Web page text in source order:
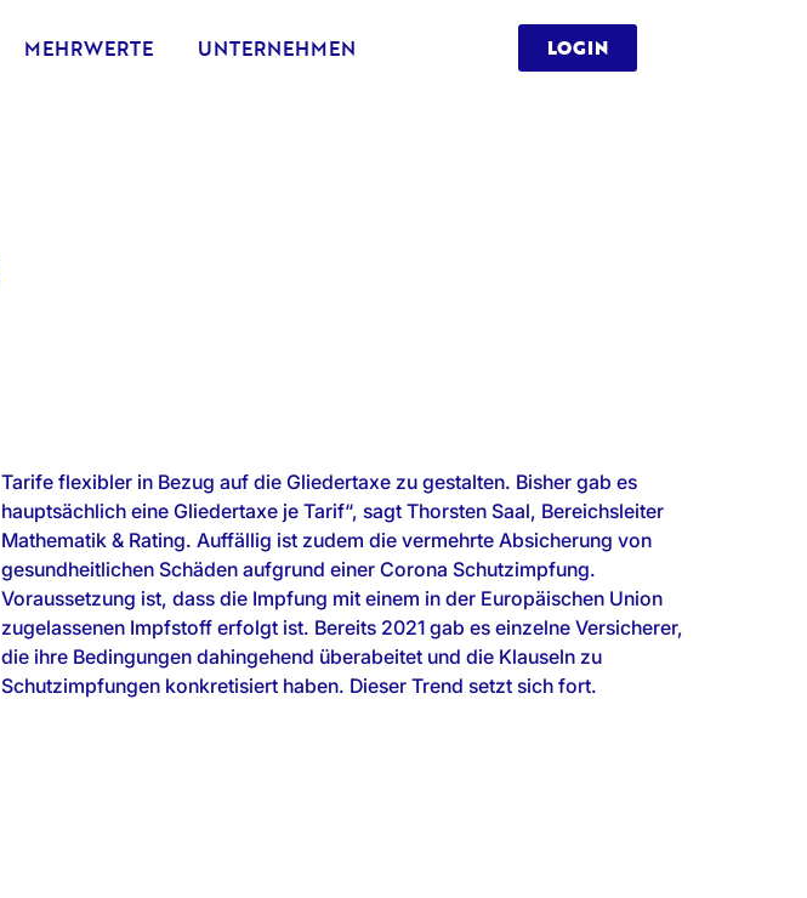
MEHRWERTE UNTERNEHMEN LOGIN
Tarife flexibler in Bezug auf die Gliedertaxe zu gestalten. Bisher gab es
hauptsächlich eine Gliedertaxe je Tarif“, sagt Thorsten Saal, Bereichsleiter
Mathematik & Rating. Auffällig ist zudem die vermehrte Absicherung von
gesundheitlichen Schäden aufgrund einer Corona Schutzimpfung.
Voraussetzung ist, dass die Impfung mit einem in der Europäischen Union
zugelassenen Impfstoff erfolgt ist. Bereits 2021 gab es einzelne Versicherer,
die ihre Bedingungen dahingehend überabeitet und die Klauseln zu
Schutzimpfungen konkretisiert haben. Dieser Trend setzt sich fort.